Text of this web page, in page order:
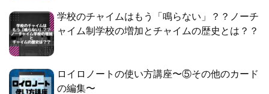
学校のチャイムはもう「鳴らない」？？ノーチ
ャイム制学校の増加とチャイムの歴史とは？？
ロイロノートの使い方講座〜⑤その他のカード
の編集〜